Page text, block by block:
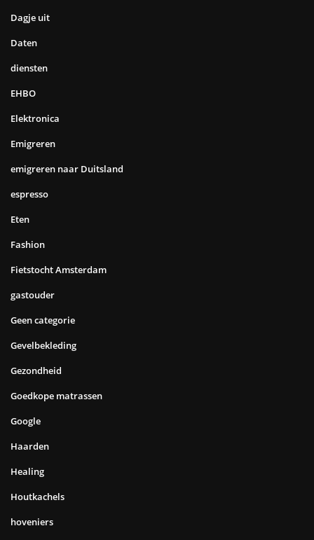
Dagje uit
Daten
diensten
EHBO
Elektronica
Emigreren
emigreren naar Duitsland
espresso
Eten
Fashion
Fietstocht Amsterdam
gastouder
Geen categorie
Gevelbekleding
Gezondheid
Goedkope matrassen
Google
Haarden
Healing
Houtkachels
hoveniers